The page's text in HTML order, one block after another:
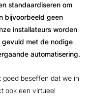
standaardiseren om
bijvoorbeeld geen
installateurs worden
met de nodige
automatisering.
goed beseffen dat we in
ook een virtueel